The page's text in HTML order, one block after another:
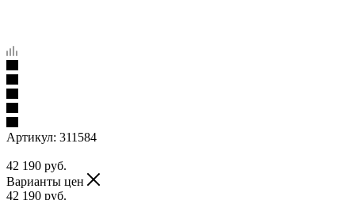
Артикул: 311584
42 190 руб.
Варианты цен
42 190 руб.